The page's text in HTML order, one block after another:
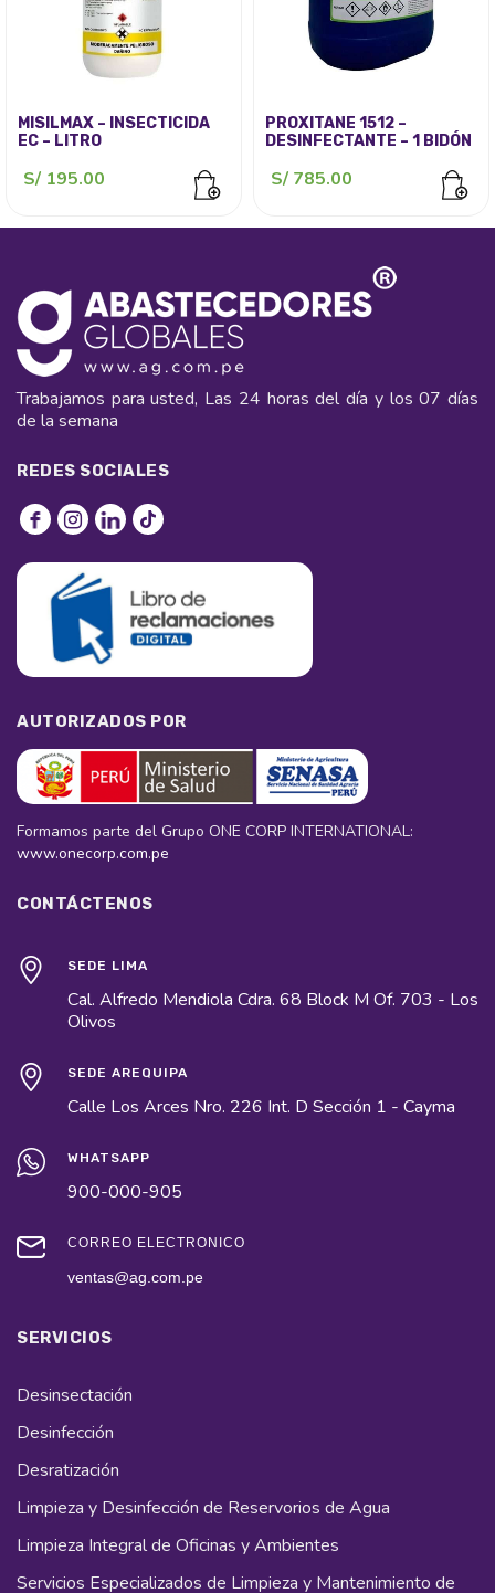
MISILMAX – INSECTICIDA
EC – LITRO
S/ 195.00
PROXITANE 1512 –
DESINFECTANTE – 1 BIDÓN
S/ 785.00
Trabajamos para usted, Las 24 horas del día y los 07 días
de la semana
REDES SOCIALES
AUTORIZADOS POR
Formamos parte del Grupo ONE CORP INTERNATIONAL:
www.onecorp.com.pe
CONTÁCTENOS
SEDE LIMA
Cal. Alfredo Mendiola Cdra. 68 Block M Of. 703 - Los
Olivos
SEDE AREQUIPA
Calle Los Arces Nro. 226 Int. D Sección 1 - Cayma
WHATSAPP
900-000-905
CORREO ELECTRÓNICO
ventas@ag.com.pe
SERVICIOS
Desinsectación
Desinfección
Desratización
Limpieza y Desinfección de Reservorios de Agua
Limpieza Integral de Oficinas y Ambientes
Servicios Especializados de Limpieza y Mantenimiento de